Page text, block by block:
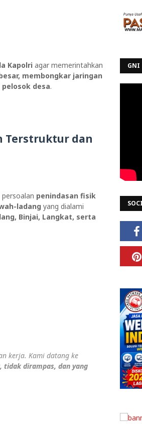
Kapolri agar memerintahkan
membongkar jaringan
desa.
Terstruktur dan
penindasan fisik
ladang yang dialami
Binjai, Langkat, serta
kerja. Kami datang ke
tidak dirampas, dan yang
GNI